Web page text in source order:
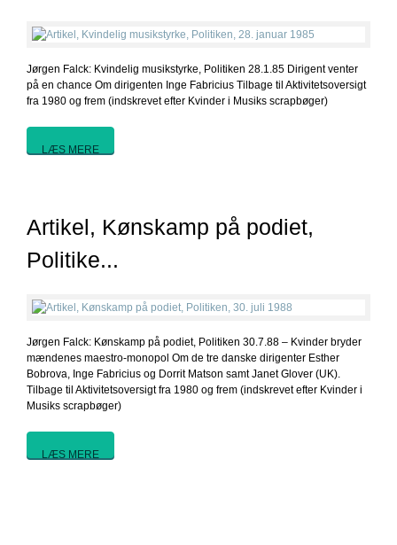
Jørgen Falck: Kvindelig musikstyrke, Politiken 28.1.85 Dirigent venter
på en chance Om dirigenten Inge Fabricius Tilbage til Aktivitetsoversigt
fra 1980 og frem (indskrevet efter Kvinder i Musiks scrapbøger)
LÆS MERE
Artikel, Kønskamp på podiet,
Politike...
Jørgen Falck: Kønskamp på podiet, Politiken 30.7.88 – Kvinder bryder
mændenes maestro-monopol Om de tre danske dirigenter Esther
Bobrova, Inge Fabricius og Dorrit Matson samt Janet Glover (UK).
Tilbage til Aktivitetsoversigt fra 1980 og frem (indskrevet efter Kvinder i
Musiks scrapbøger)
LÆS MERE